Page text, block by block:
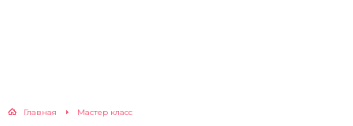
Главная Мастер класс